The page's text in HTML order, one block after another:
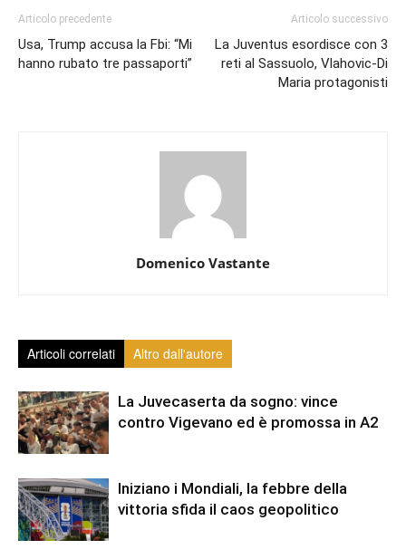
Articolo precedente
Usa, Trump accusa la Fbi: “Mi
hanno rubato tre passaporti”
Articolo successivo
La Juventus esordisce con 3
reti al Sassuolo, Vlahovic-Di
Maria protagonisti
Domenico Vastante
Articoli correlati Altro dall'autore
La Juvecaserta da sogno: vince
contro Vigevano ed è promossa in A2
Iniziano i Mondiali, la febbre della
vittoria sfida il caos geopolitico